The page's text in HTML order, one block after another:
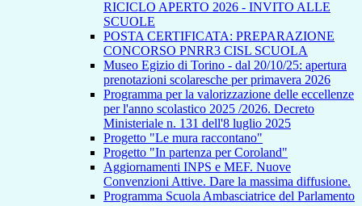
RICICLO APERTO 2026 - INVITO ALLE
SCUOLE
POSTA CERTIFICATA: PREPARAZIONE
CONCORSO PNRR3 CISL SCUOLA
Museo Egizio di Torino - dal 20/10/25: apertura
prenotazioni scolaresche per primavera 2026
Programma per la valorizzazione delle eccellenze
per l'anno scolastico 2025 /2026. Decreto
Ministeriale n. 131 dell'8 luglio 2025
Progetto "Le mura raccontano"
Progetto "In partenza per Coroland"
Aggiornamenti INPS e MEF. Nuove
Convenzioni Attive. Dare la massima diffusione.
Programma Scuola Ambasciatrice del Parlamento